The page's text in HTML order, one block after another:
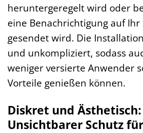
heruntergeregelt wird oder
eine Benachrichtigung auf
gesendet wird. Die
und unkompliziert, sodass
weniger versierte Anwender
Vorteile genießen können.
Diskret und Ästhetisch:
Unsichtbarer Schutz